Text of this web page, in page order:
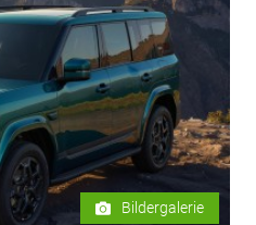
Bildergalerie